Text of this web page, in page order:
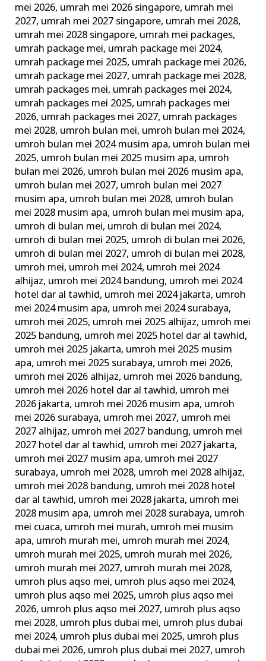
mei 2026, umrah mei 2026 singapore, umrah mei
2027, umrah mei 2027 singapore, umrah mei 2028,
umrah mei 2028 singapore, umrah mei packages,
umrah package mei, umrah package mei 2024,
umrah package mei 2025, umrah package mei 2026,
umrah package mei 2027, umrah package mei 2028,
umrah packages mei, umrah packages mei 2024,
umrah packages mei 2025, umrah packages mei
2026, umrah packages mei 2027, umrah packages
mei 2028, umroh bulan mei, umroh bulan mei 2024,
umroh bulan mei 2024 musim apa, umroh bulan mei
2025, umroh bulan mei 2025 musim apa, umroh
bulan mei 2026, umroh bulan mei 2026 musim apa,
umroh bulan mei 2027, umroh bulan mei 2027
musim apa, umroh bulan mei 2028, umroh bulan
mei 2028 musim apa, umroh bulan mei musim apa,
umroh di bulan mei, umroh di bulan mei 2024,
umroh di bulan mei 2025, umroh di bulan mei 2026,
umroh di bulan mei 2027, umroh di bulan mei 2028,
umroh mei, umroh mei 2024, umroh mei 2024
alhijaz, umroh mei 2024 bandung, umroh mei 2024
hotel dar al tawhid, umroh mei 2024 jakarta, umroh
mei 2024 musim apa, umroh mei 2024 surabaya,
umroh mei 2025, umroh mei 2025 alhijaz, umroh mei
2025 bandung, umroh mei 2025 hotel dar al tawhid,
umroh mei 2025 jakarta, umroh mei 2025 musim
apa, umroh mei 2025 surabaya, umroh mei 2026,
umroh mei 2026 alhijaz, umroh mei 2026 bandung,
umroh mei 2026 hotel dar al tawhid, umroh mei
2026 jakarta, umroh mei 2026 musim apa, umroh
mei 2026 surabaya, umroh mei 2027, umroh mei
2027 alhijaz, umroh mei 2027 bandung, umroh mei
2027 hotel dar al tawhid, umroh mei 2027 jakarta,
umroh mei 2027 musim apa, umroh mei 2027
surabaya, umroh mei 2028, umroh mei 2028 alhijaz,
umroh mei 2028 bandung, umroh mei 2028 hotel
dar al tawhid, umroh mei 2028 jakarta, umroh mei
2028 musim apa, umroh mei 2028 surabaya, umroh
mei cuaca, umroh mei murah, umroh mei musim
apa, umroh murah mei, umroh murah mei 2024,
umroh murah mei 2025, umroh murah mei 2026,
umroh murah mei 2027, umroh murah mei 2028,
umroh plus aqso mei, umroh plus aqso mei 2024,
umroh plus aqso mei 2025, umroh plus aqso mei
2026, umroh plus aqso mei 2027, umroh plus aqso
mei 2028, umroh plus dubai mei, umroh plus dubai
mei 2024, umroh plus dubai mei 2025, umroh plus
dubai mei 2026, umroh plus dubai mei 2027, umroh